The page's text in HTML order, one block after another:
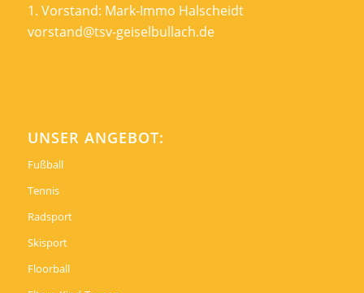
1. Vorstand: Mark-Immo Halscheidt
vorstand@tsv-geiselbullach.de
UNSER ANGEBOT:
Fußball
Tennis
Radsport
Skisport
Floorball